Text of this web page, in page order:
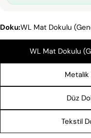
Doku:WL Mat Dokulu
WL Mat Dokulu
Düz
Tekstil